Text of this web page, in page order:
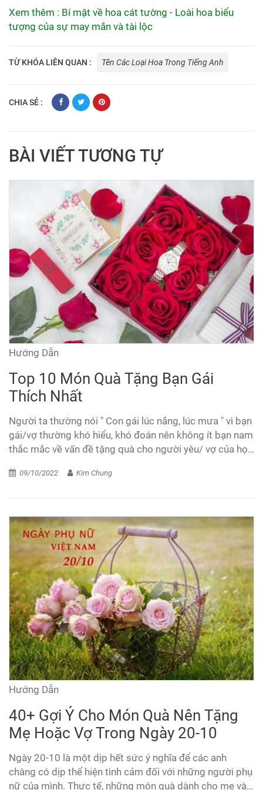
Xem thêm : Bí mật về hoa cát tường - Loài hoa biểu
tượng của sự may mắn và tài lộc
TỪ KHÓA LIÊN QUAN : Tên Các Loại Hoa Trong Tiếng Anh
CHIA SẺ :
BÀI VIẾT TƯƠNG TỰ
Hướng Dẫn
Top 10 Món Quà Tặng Bạn Gái
Thích Nhất
Người ta thường nói " Con gái lúc nắng, lúc mưa " vì bạn
gái/vợ thường khó hiểu, khó đoán nên không ít bạn nam
thắc mắc về vấn đề tặng quà cho người yêu/ vợ của họ.
8/3, ngày valentine, giáng sinh, kỉ niệm ngày yêu nhau, kỉ
sự quan tâm đến với người mình yêu. Cùng shop hoa
Kim Kiều tham khảo 10 món quà tặng bạn giá thích
nhất hiện nay mà không bao giờ cảm thấy chán.
09/10/2022 Kim Chung
Hướng Dẫn
40+ Gợi Ý Cho Món Quà Nên Tặng
Mẹ Hoặc Vợ Trong Ngày 20-10
Ngày 20-10 là một dịp hết sức ý nghĩa để các anh
chàng có dịp thể hiện tình cảm đối với những người phụ
nữ của mình. Thực tế, những món quà dành cho mẹ và